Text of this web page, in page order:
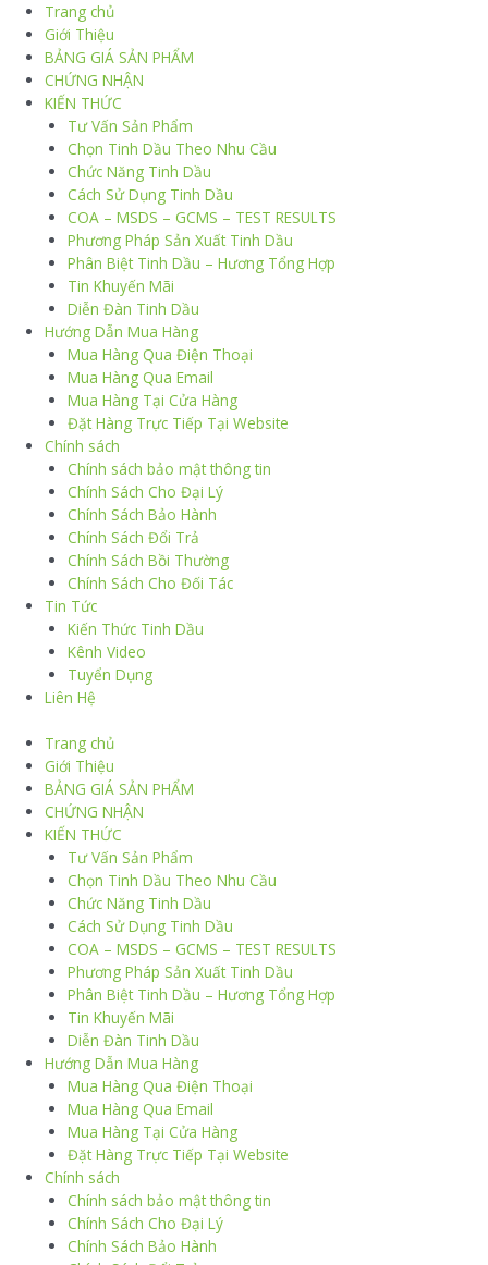
Trang chủ
Giới Thiệu
BẢNG GIÁ SẢN PHẨM
CHỨNG NHẬN
KIẾN THỨC
Tư Vấn Sản Phẩm
Chọn Tinh Dầu Theo Nhu Cầu
Chức Năng Tinh Dầu
Cách Sử Dụng Tinh Dầu
COA – MSDS – GCMS – TEST RESULTS
Phương Pháp Sản Xuất Tinh Dầu
Phân Biệt Tinh Dầu – Hương Tổng Hợp
Tin Khuyến Mãi
Diễn Đàn Tinh Dầu
Hướng Dẫn Mua Hàng
Mua Hàng Qua Điện Thoại
Mua Hàng Qua Email
Mua Hàng Tại Cửa Hàng
Đặt Hàng Trực Tiếp Tại Website
Chính sách
Chính sách bảo mật thông tin
Chính Sách Cho Đại Lý
Chính Sách Bảo Hành
Chính Sách Đổi Trả
Chính Sách Bồi Thường
Chính Sách Cho Đối Tác
Tin Tức
Kiến Thức Tinh Dầu
Kênh Video
Tuyển Dụng
Liên Hệ
Trang chủ
Giới Thiệu
BẢNG GIÁ SẢN PHẨM
CHỨNG NHẬN
KIẾN THỨC
Tư Vấn Sản Phẩm
Chọn Tinh Dầu Theo Nhu Cầu
Chức Năng Tinh Dầu
Cách Sử Dụng Tinh Dầu
COA – MSDS – GCMS – TEST RESULTS
Phương Pháp Sản Xuất Tinh Dầu
Phân Biệt Tinh Dầu – Hương Tổng Hợp
Tin Khuyến Mãi
Diễn Đàn Tinh Dầu
Hướng Dẫn Mua Hàng
Mua Hàng Qua Điện Thoại
Mua Hàng Qua Email
Mua Hàng Tại Cửa Hàng
Đặt Hàng Trực Tiếp Tại Website
Chính sách
Chính sách bảo mật thông tin
Chính Sách Cho Đại Lý
Chính Sách Bảo Hành